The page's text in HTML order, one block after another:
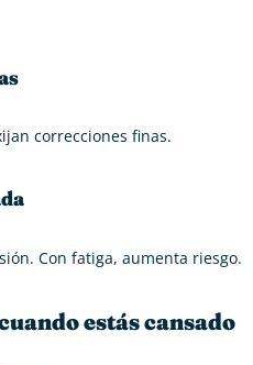
correcciones finas.
Con fatiga, aumenta riesgo.
estás cansado